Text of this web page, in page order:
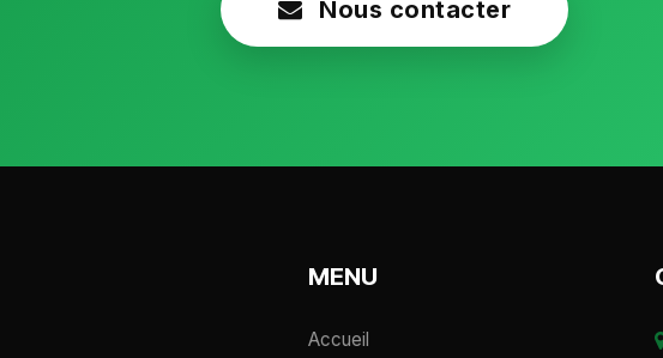
Nous contacter
MENU
Accueil